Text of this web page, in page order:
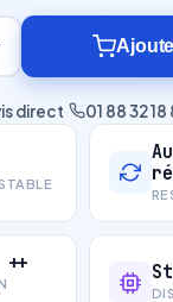
direct· 01 88 32 18